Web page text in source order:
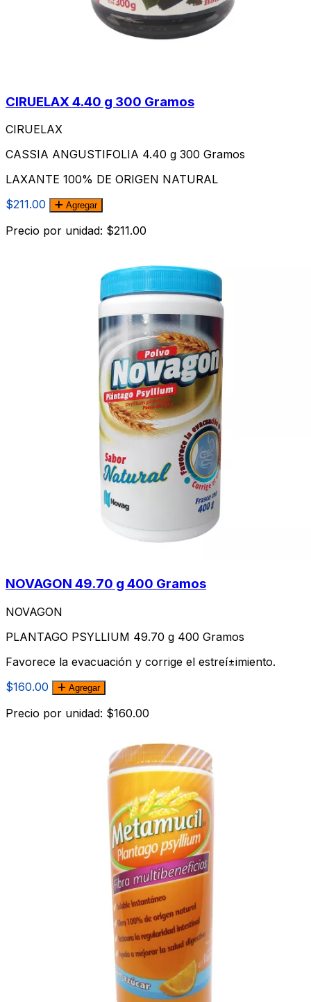
CIRUELAX 4.40 g 300 Gramos
CIRUELAX
CASSIA ANGUSTIFOLIA 4.40 g 300 Gramos
LAXANTE 100% DE ORIGEN NATURAL
$211.00
Agregar
Precio por unidad: $211.00
NOVAGON 49.70 g 400 Gramos
NOVAGON
PLANTAGO PSYLLIUM 49.70 g 400 Gramos
Favorece la evacuación y corrige el estreí±imiento.
$160.00
Agregar
Precio por unidad: $160.00